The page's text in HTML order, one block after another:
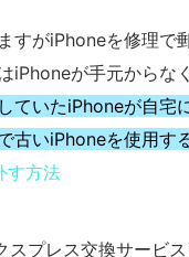
すがiPhoneを修理で
iPhoneが手元からな
ていたiPhoneが自宅
古いiPhoneを使用す
す方法
スプレス交換サービ